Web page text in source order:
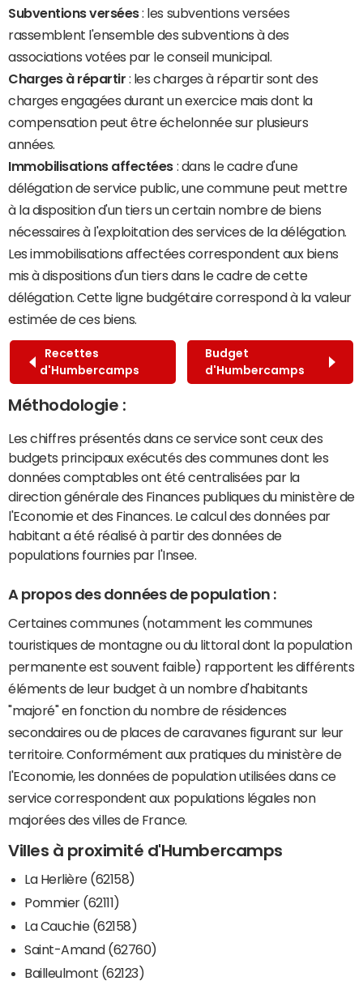
Subventions versées: les subventions versées
rassemblent l'ensemble des subventions à des
associations votées par le conseil municipal.
Charges à répartir : les charges à répartir sont des
charges engagées durant un exercice mais dont la
compensation peut être échelonnée sur plusieurs
années.
Immobilisations affectées : dans le cadre d'une
délégation de service public, une commune peut mettre
à la disposition d'un tiers un certain nombre de biens
nécessaires à l'exploitation des services de la délégation.
Les immobilisations affectées correspondent aux biens
mis à dispositions d'un tiers dans le cadre de cette
délégation. Cette ligne budgétaire correspond à la valeur
estimée de ces biens.
Recettes
d'Humbercamps
Budget
d'Humbercamps
Méthodologie :
Les chiffres présentés dans ce service sont ceux des
budgets principaux exécutés des communes dont les
données comptables ont été centralisées par la
direction générale des Finances publiques du ministère de
l'Economie et des Finances. Le calcul des données par
habitant a été réalisé à partir des données de
populations fournies par l'Insee.
A propos des données de population :
Certaines communes (notamment les communes
touristiques de montagne ou du littoral dont la population
permanente est souvent faible) rapportent les différents
éléments de leur budget à un nombre d'habitants
"majoré" en fonction du nombre de résidences
secondaires ou de places de caravanes figurant sur leur
territoire. Conformément aux pratiques du ministère de
l'Economie, les données de population utilisées dans ce
service correspondent aux populations légales non
majorées des villes de France.
Villes à proximité d'Humbercamps
La Herlière (62158)
Pommier (62111)
La Cauchie (62158)
Saint-Amand (62760)
Bailleulmont (62123)